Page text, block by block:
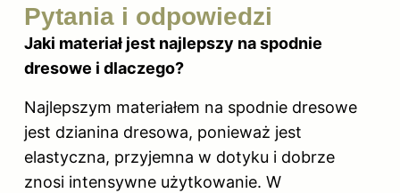
Pytania i odpowiedzi
Jaki materiał jest najlepszy na spodnie
dresowe i dlaczego?
Najlepszym materiałem na spodnie dresowe
jest dzianina dresowa, ponieważ jest
elastyczna, przyjemna w dotyku i dobrze
znosi intensywne użytkowanie. W